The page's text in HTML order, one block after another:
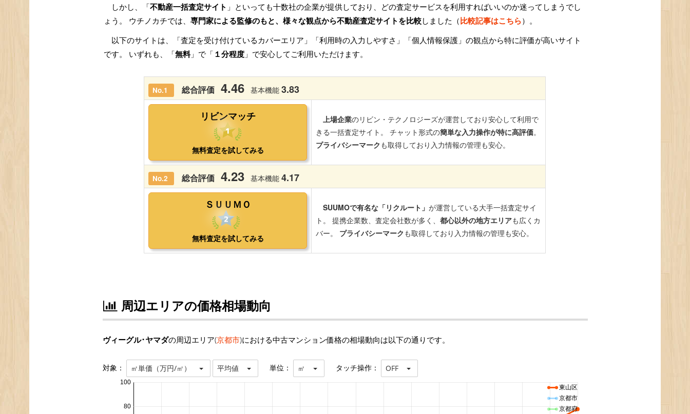
しかし、「不動産一括査定サイト 」といっても十数社の企業が提供しており、どの査定サービスを利用すればいいのか迷ってしまうでし
ょう。 ウチノカチでは、 専門家による監修のもと、様々な観点から不動産査定サイトを比較しました（比較記事はこちら）。
以下のサイトは、「査定を受け付けているカバーエリア」「利用時の入力しやすさ」「個人情報保護」の観点から特に評価が高いサイト
です。 いずれも、「無料」で「 １分程度 」で安心してご利用いただけます。
周辺エリアの価格相場動向
ヴィーグル･ヤマダの周辺エリア(京都市)における中古マンション価格の相場動向は以下の通りです。
対象： ㎡単価（万円/㎡） 平均値 単位： ㎡ タッチ操作： OFF
80
100
東山区
京都市
京都府